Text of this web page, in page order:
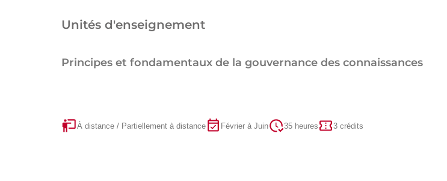
Unités d'enseignement
Principes et fondamentaux de la gouvernance des connaissances
À distance / Partiellement à distance Février à Juin 35 heures 3 crédits